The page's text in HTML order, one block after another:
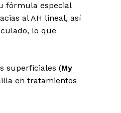
fórmula especial
al AH lineal, así
lo que
superficiales (My
en tratamientos